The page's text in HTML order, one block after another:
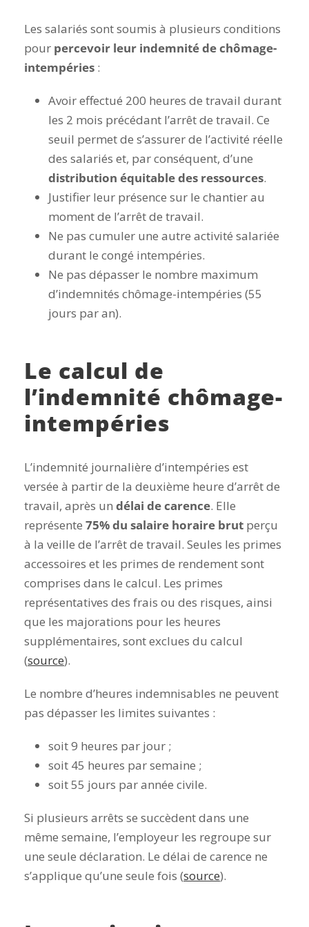
Les salariés sont soumis à plusieurs conditions
pour percevoir leur indemnité de chômage-
intempéries :
Avoir effectué 200 heures de travail durant
les 2 mois précédant l’arrêt de travail. Ce
seuil permet de s’assurer de l’activité réelle
des salariés et, par conséquent, d’une
distribution équitable des ressources.
Justifier leur présence sur le chantier au
moment de l’arrêt de travail.
Ne pas cumuler une autre activité salariée
durant le congé intempéries.
Ne pas dépasser le nombre maximum
d’indemnités chômage-intempéries (55
jours par an).
Le calcul de
l’indemnité chômage-
intempéries
L’indemnité journalière d’intempéries est
versée à partir de la deuxième heure d’arrêt de
travail, après un délai de carence. Elle
représente 75% du salaire horaire brut perçu
à la veille de l’arrêt de travail. Seules les primes
accessoires et les primes de rendement sont
comprises dans le calcul. Les primes
représentatives des frais ou des risques, ainsi
que les majorations pour les heures
supplémentaires, sont exclues du calcul
(source).
Le nombre d’heures indemnisables ne peuvent
pas dépasser les limites suivantes :
soit 9 heures par jour ;
soit 45 heures par semaine ;
soit 55 jours par année civile.
Si plusieurs arrêts se succèdent dans une
même semaine, l’employeur les regroupe sur
une seule déclaration. Le délai de carence ne
s’applique qu’une seule fois (source).